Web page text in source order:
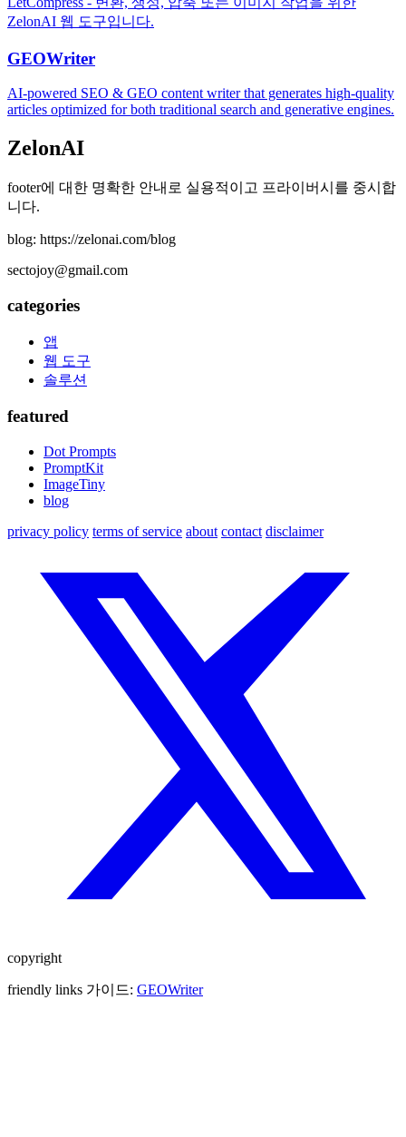
ZelonAI 웹 도구입니다.
GEOWriter
AI-powered SEO & GEO content writer that generates high-quality
articles optimized for both traditional search and generative engines.
ZelonAI
footer에 대한 명확한 안내로 실용적이고 프라이버시를 중시합
니다.
blog: https://zelonai.com/blog
sectojoy@gmail.com
categories
앱
웹 도구
솔루션
featured
Dot Prompts
PromptKit
ImageTiny
blog
privacy policy terms of service about contact disclaimer
copyright
friendly links 가이드: GEOWriter